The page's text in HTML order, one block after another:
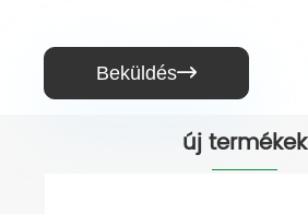
Beküldés
új termékek